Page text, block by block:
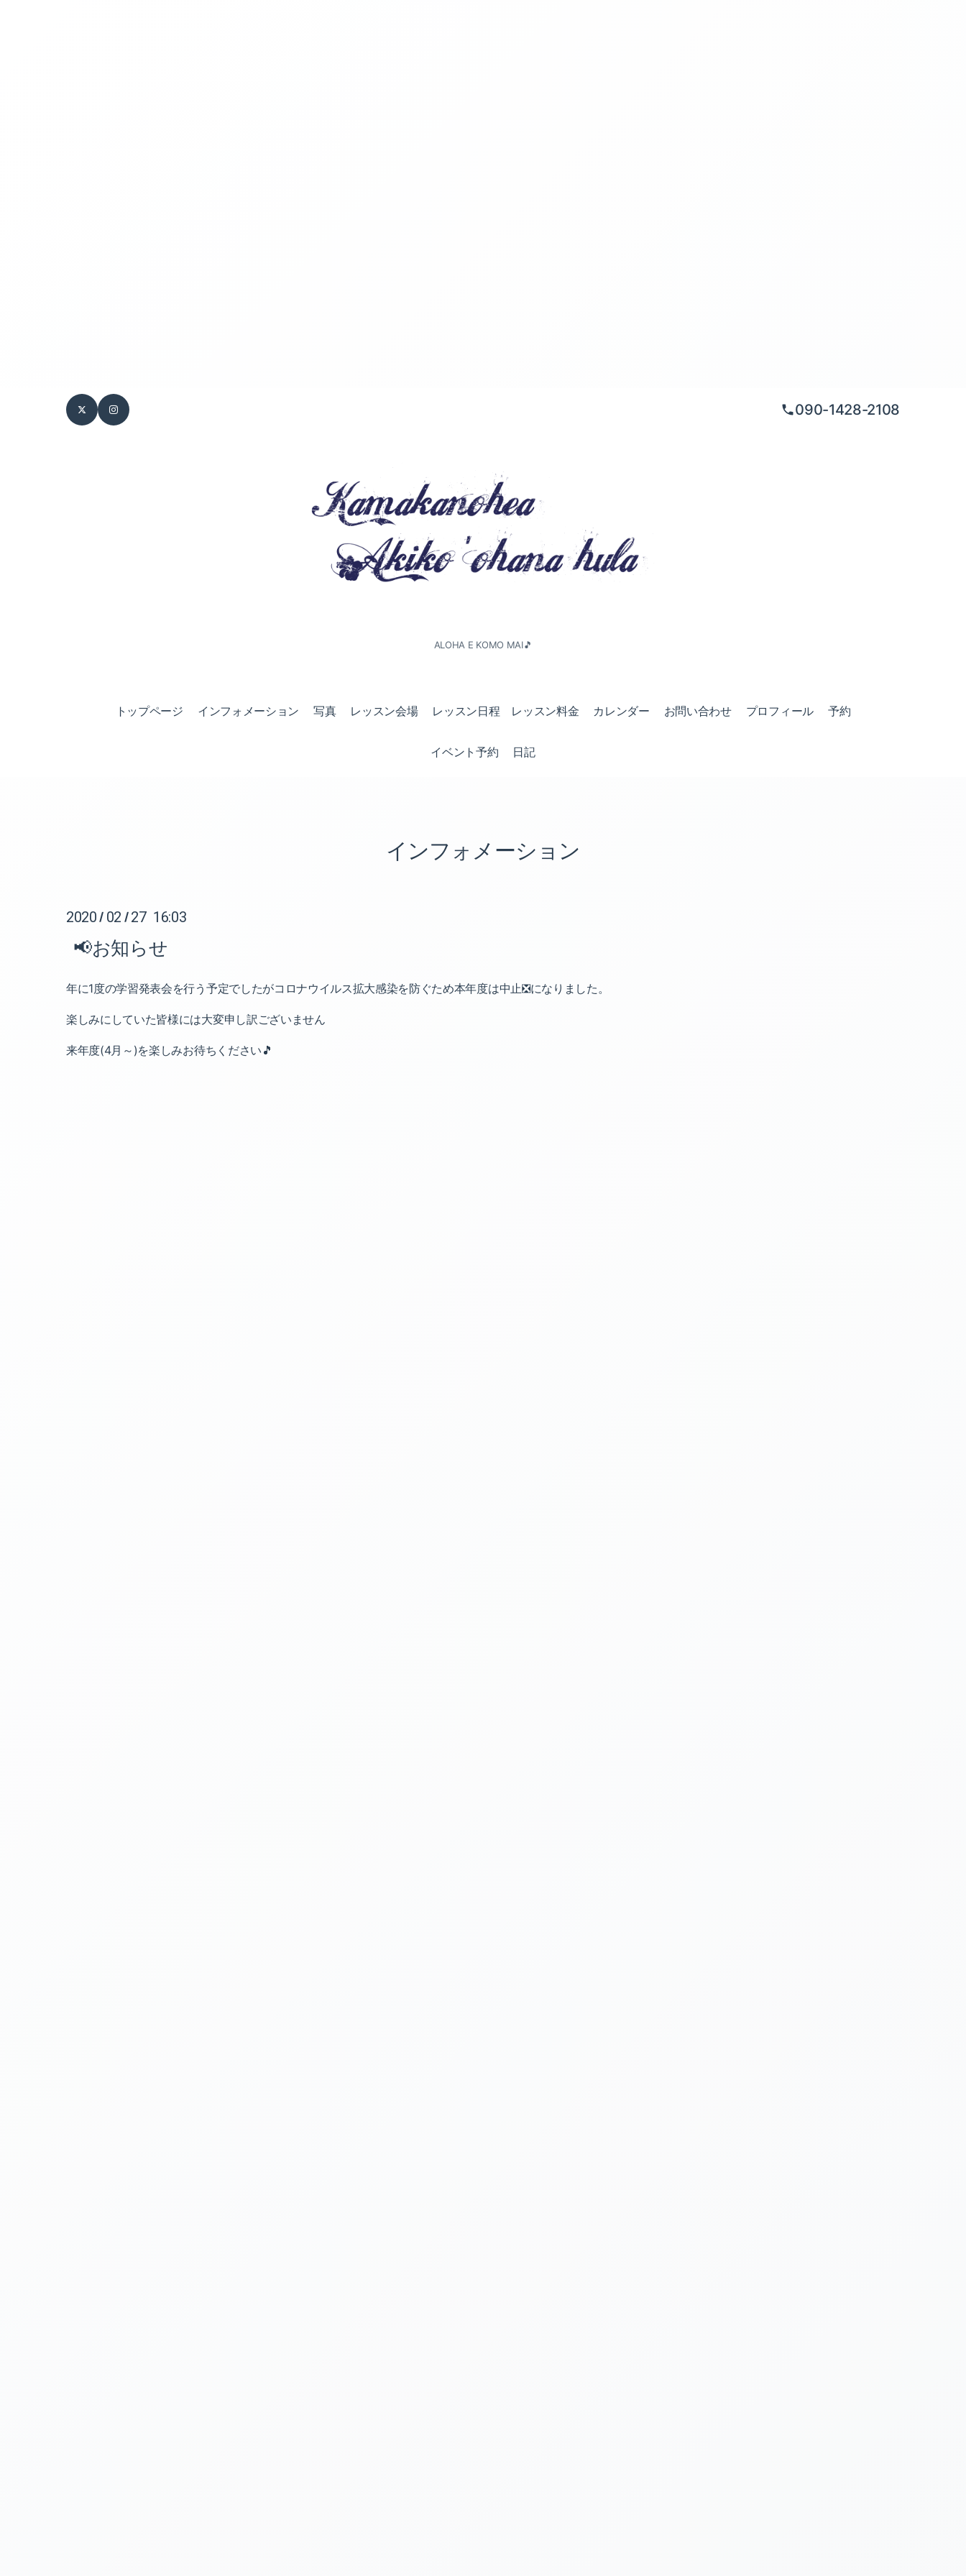
090-1428-2108
ALOHA E KOMO MAI🎵
トップページ インフォメーション 写真 レッスン会場 レッスン日程 レッスン料金 カレンダー お問い合わせ プロフィール 予約
イベント予約 日記
インフォメーション
2020 / 02 / 27 16:03
📢お知らせ
年に1度の学習発表会を行う予定でしたがコロナウイルス拡大感染を防ぐため本年度は中止❎になりました。
楽しみにしていた皆様には大変申し訳ございません
来年度(4月～)を楽しみお待ちください🎵